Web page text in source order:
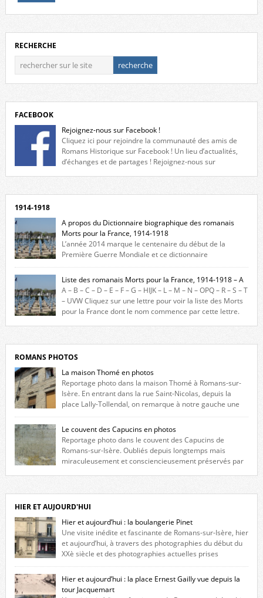
RECHERCHE
FACEBOOK
Rejoignez-nous sur Facebook !
Cliquez ici pour rejoindre la communauté des amis de
Romans Historique sur Facebook ! Un lieu d’actualités,
d’échanges et de partages ! Rejoignez-nous sur
1914-1918
A propos du Dictionnaire biographique des romanais
Morts pour la France, 1914-1918
L’année 2014 marque le centenaire du début de la
Première Guerre Mondiale et ce dictionnaire
biographique veut rendre hommage aux romanais Morts pour la
France durant ce conflit. La base de cette recherche historique est
constituée des noms gravés sur les plaques commémoratives de
l’Hôtel de Ville, du lycée du Dauphiné et du lycée Triboulet, […]
Liste des romanais Morts pour la France, 1914-1918 – A
A – B – C – D – E – F – G – HIJK – L – M – N – OPQ – R – S – T
– UVW Cliquez sur une lettre pour voir la liste des Morts
pour la France dont le nom commence par cette lettre.
ROMANS PHOTOS
La maison Thomé en photos
Reportage photo dans la maison Thomé à Romans-sur-
Isère. En entrant dans la rue Saint-Nicolas, depuis la
place Lally-Tollendal, on remarque à notre gauche une
maison construite au XVIè siècle. Les deux façades sont ornées de
fenêtres jumelles à meneaux. Entre ces deux étages, on peut voir une
niche qui contient une statue de la Vierge. […]
Le couvent des Capucins en photos
Reportage photo dans le couvent des Capucins de
Romans-sur-Isère. Oubliés depuis longtemps mais
miraculeusement et consciencieusement préservés par
l’histoire de la redécouverte de vestiges du couvent des Capucins ! Petit
retour sur l’histoire […]
HIER ET AUJOURD'HUI
Hier et aujourd’hui : la boulangerie Pinet
Une visite inédite et fascinante de Romans-sur-Isère, hier
et aujourd’hui, à travers des photographies du début du
XXè siècle et des photographies actuelles prises
exactement dans le même cadre ! A l’angle de la place Jean Jaurès et de
l’avenue Victor Hugo (à côté d’Intermarché), à Romans. La boulangerie
Jules Pinet est inscrite dans le […]
Hier et aujourd’hui : la place Ernest Gailly vue depuis la
tour Jacquemart